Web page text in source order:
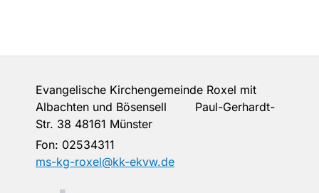
Evangelische Kirchengemeinde Roxel mit
Albachten und Bösensell Paul-Gerhardt-
Str. 38 48161 Münster
Fon: 02534311
ms-kg-roxel@kk-ekvw.de